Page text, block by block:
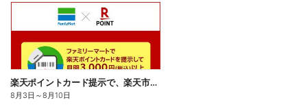
楽天ポイントカード提示で、楽天市場でのお買い物がおトクに!
8月3日 ～8月10日